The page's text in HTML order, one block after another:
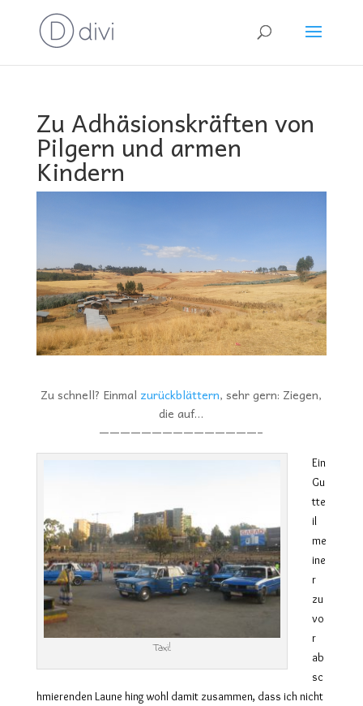
Zu Adhäsionskräften von
Pilgern und armen
Kindern
Zu schnell? Einmal zurückblättern, sehr gern: Ziegen,
die auf…
———————————————–
Taxi!
Ein
Gu
tte
il
me
ine
r
zu
vo
r
ab
sc
hmierenden Laune hing wohl damit zusammen, dass ich nicht